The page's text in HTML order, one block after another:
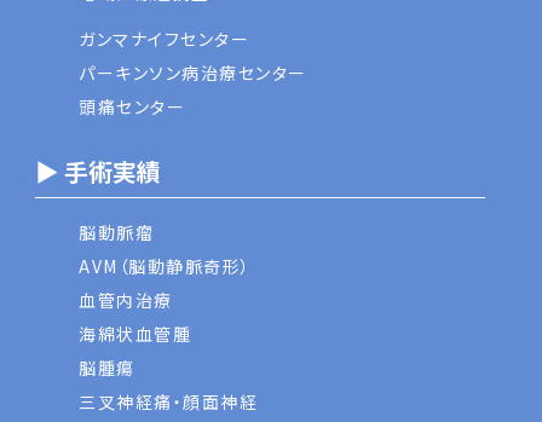
ガンマナイフセンター
パーキンソン病治療センター
頭痛センター
▶ 手術実績
脳動脈瘤
AVM（脳動静脈奇形）
血管内治療
海綿状血管腫
脳腫瘍
三叉神経痛・顔面神経